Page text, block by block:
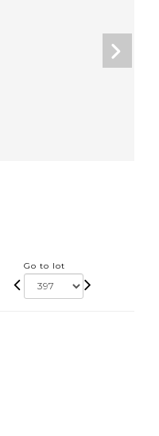
Go to lot